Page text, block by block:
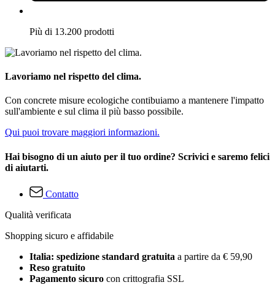
Più di 13.200 prodotti
Lavoriamo nel rispetto del clima.
Con concrete misure ecologiche contibuiamo a mantenere l'impatto
sull'ambiente e sul clima il più basso possibile.
Qui puoi trovare maggiori informazioni.
Hai bisogno di un aiuto per il tuo ordine? Scrivici e saremo felici
di aiutarti.
Contatto
Qualità verificata
Shopping sicuro e affidabile
Italia: spedizione standard gratuita a partire da € 59,90
Reso gratuito
Pagamento sicuro con crittografia SSL